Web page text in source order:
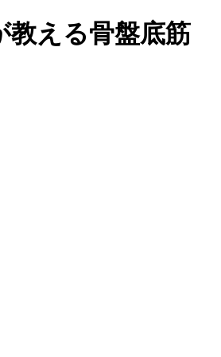
教える骨盤底筋